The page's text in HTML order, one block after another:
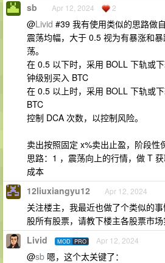
sb Apr 12, 2024 2
@Livid #39 我有使用类似的思路做
震荡均幅，大于 0.5 视为有暴涨和
荡。
在 0.5 以下时，采用 BOLL 下轨或
钟级别买入 BTC
在 0.5 以上时，采用 BOLL 下轨或
BTC
控制 DCA 次数，以控制风险。
卖出按照固定 x%卖出止盈，阶段性
思路：1 ，震荡向上的行情，做 T
成本
12liuxiangyu12 Apr 12, 2024
关注楼主，我最近也做了个类似的
股所有股票，请教下楼主各股票市场
Livid MOD PRO Apr 12, 2024
@sb 嗯，这个太关键了：